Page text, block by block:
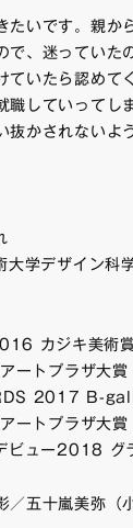
たいです。親か
で、迷っていた
ていたら認めて
職していってし
抜かされないよ
デザイン科
カジキ美術
トプラザ大賞
2017 B-
トプラザ大賞
ュー2018 グ
五十嵐美弥（